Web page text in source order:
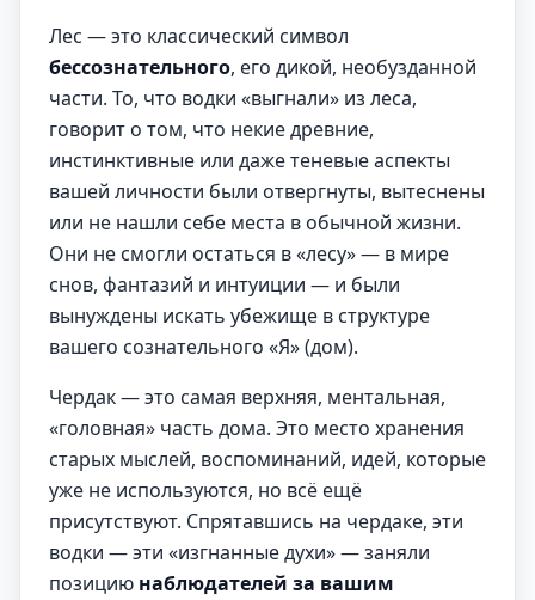
Лес — это классический символ
бессознательного, его дикой, необузданной
части. То, что водки «выгнали» из леса,
говорит о том, что некие древние,
инстинктивные или даже теневые аспекты
вашей личности были отвергнуты, вытеснены
или не нашли себе места в обычной жизни.
Они не смогли остаться в «лесу» — в мире
снов, фантазий и интуиции — и были
вынуждены искать убежище в структуре
вашего сознательного «Я» (дом).
Чердак — это самая верхняя, ментальная,
«головная» часть дома. Это место хранения
старых мыслей, воспоминаний, идей, которые
уже не используются, но всё ещё
присутствуют. Спрятавшись на чердаке, эти
водки — эти «изгнанные духи» — заняли
позицию наблюдателей за вашим